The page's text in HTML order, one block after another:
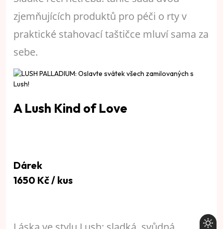
zjemňujících produktů pro péči o rty v
praktické stahovací taštičce mluví sama za
sebe.
A Lush Kind of Love
Dárek
1650 Kč / kus